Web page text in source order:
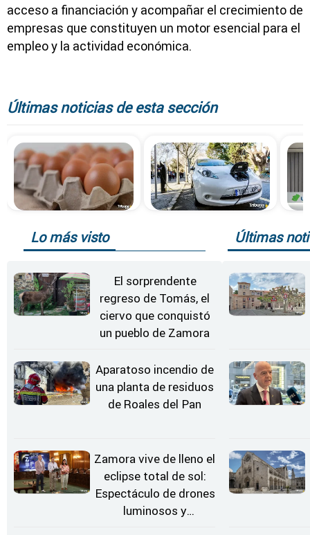
acceso a financiación y acompañar el crecimiento de
empresas que constituyen un motor esencial para el
empleo y la actividad económica.
Últimas noticias de esta sección
Lo más visto
El sorprendente
regreso de Tomás, el
ciervo que conquistó
un pueblo de Zamora
Aparatoso incendio de
una planta de residuos
de Roales del Pan
Zamora vive de lleno el
eclipse total de sol:
Espectáculo de drones
luminosos y
Últimas